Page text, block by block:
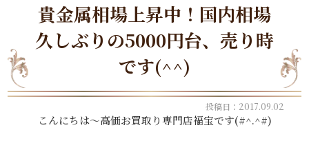
貴金属相場上昇中！国内相場
久しぶりの5000円台、売り時
です(^^)
投稿日：2017.09.02
こんにちは～高価お買取り専門店福宝です(#^.^#)